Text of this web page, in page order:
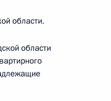
приём
области.
области